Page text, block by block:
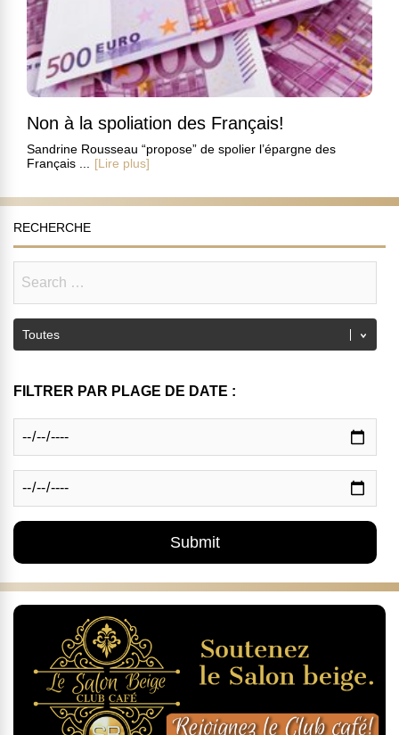
Non à la spoliation des Français!
Sandrine Rousseau “propose” de spolier l’épargne des
Français ... [Lire plus]
RECHERCHE
FILTRER PAR PLAGE DE DATE :